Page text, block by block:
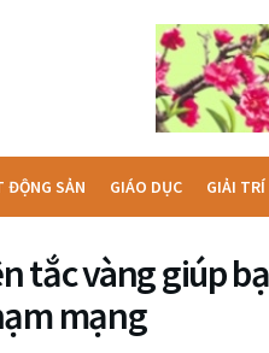
ĐỘNG SẢN GIÁO DỤC GIẢI TRÍ
tắc vàng giúp
mạng